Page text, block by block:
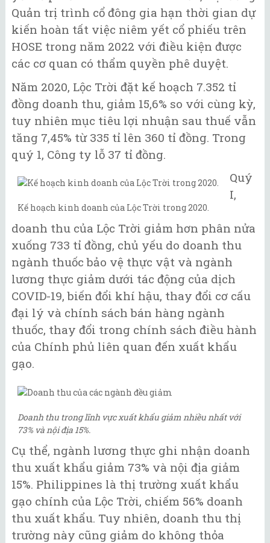
Quản trị trình cổ đông gia hạn thời gian dự
kiến hoàn tất việc niêm yết cổ phiếu trên
HOSE trong năm 2022 với điều kiện được
các cơ quan có thẩm quyền phê duyệt.
Năm 2020, Lộc Trời đặt kế hoạch 7.352 tỉ
đồng doanh thu, giảm 15,6% so với cùng kỳ,
tuy nhiên mục tiêu lợi nhuận sau thuế vẫn
tăng 7,45% từ 335 tỉ lên 360 tỉ đồng. Trong
quý 1, Công ty lỗ 37 tỉ đồng.
Kế hoạch kinh doanh của Lộc Trời trong 2020.
Quý
I,
doanh thu của Lộc Trời giảm hơn phân nửa
xuống 733 tỉ đồng, chủ yếu do doanh thu
ngành thuốc bảo vệ thực vật và ngành
lương thực giảm dưới tác động của dịch
COVID-19, biến đổi khí hậu, thay đổi cơ cấu
đại lý và chính sách bán hàng ngành
thuốc, thay đổi trong chính sách điều hành
của Chính phủ liên quan đến xuất khẩu
gạo.
Doanh thu trong lĩnh vực xuất khẩu giảm nhiều nhất với
73% và nội địa 15%.
Cụ thể, ngành lương thực ghi nhận doanh
thu xuất khẩu giảm 73% và nội địa giảm
15%. Philippines là thị trường xuất khẩu
gạo chính của Lộc Trời, chiếm 56% doanh
thu xuất khẩu. Tuy nhiên, doanh thu thị
trường này cũng giảm do không thỏa